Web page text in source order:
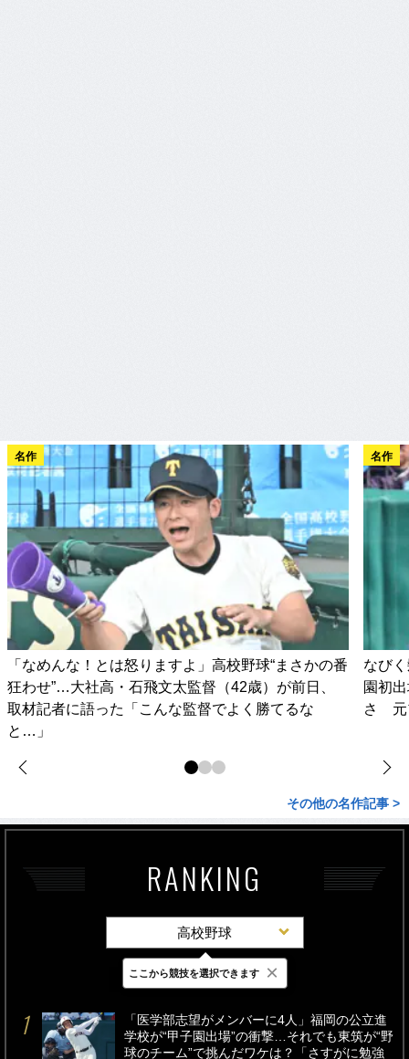
名作
「なめんな！とは怒りますよ」高校野球“まさかの番
狂わせ”…大社高・石飛文太監督（42歳）が前日、
取材記者に語った「こんな監督でよく勝てるな
と…」
名作
なび
園初
さ 元
その他の名作記事 >
RANKING
高校野球
最新 24時間 週間
「医学部志望がメンバーに4人」福岡の公立進
学校が“甲子園出場”の衝撃…それでも東筑が“野
球のチーム”で挑んだワケは？「さすがに勉強
ここから競技を選択できます ×